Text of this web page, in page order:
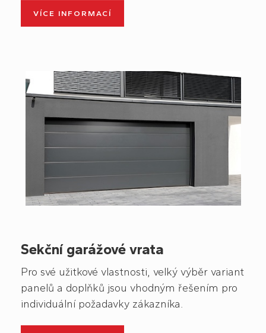
VÍCE INFORMACÍ
Sekční garážové vrata
Pro své užitkové vlastnosti, velký výběr variant
panelů a doplňků jsou vhodným řešením pro
individuální požadavky zákazníka.